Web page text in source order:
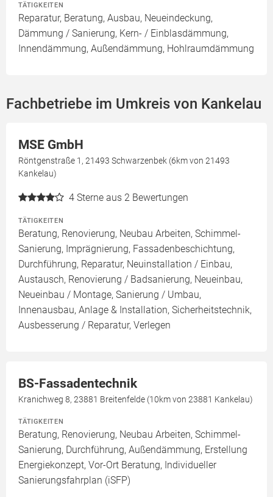
TÄTIGKEITEN
Reparatur, Beratung, Ausbau, Neueindeckung,
Dämmung / Sanierung, Kern- / Einblasdämmung,
Innendämmung, Außendämmung, Hohlraumdämmung
Fachbetriebe im Umkreis von Kankelau
MSE GmbH
Röntgenstraße 1, 21493 Schwarzenbek (6km von 21493
Kankelau)
4 Sterne aus 2 Bewertungen
TÄTIGKEITEN
Beratung, Renovierung, Neubau Arbeiten, Schimmel-
Sanierung, Imprägnierung, Fassadenbeschichtung,
Durchführung, Reparatur, Neuinstallation / Einbau,
Austausch, Renovierung / Badsanierung, Neueinbau,
Neueinbau / Montage, Sanierung / Umbau,
Innenausbau, Anlage & Installation, Sicherheitstechnik,
Ausbesserung / Reparatur, Verlegen
BS-Fassadentechnik
Kranichweg 8, 23881 Breitenfelde (10km von 23881 Kankelau)
TÄTIGKEITEN
Beratung, Renovierung, Neubau Arbeiten, Schimmel-
Sanierung, Durchführung, Außendämmung, Erstellung
Energiekonzept, Vor-Ort Beratung, Individueller
Sanierungsfahrplan (iSFP)